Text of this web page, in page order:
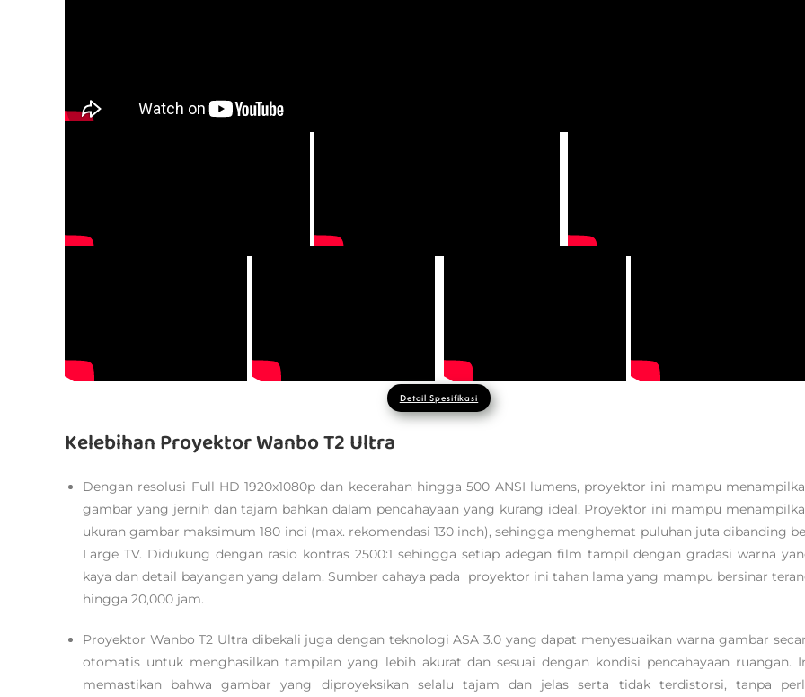
Detail Spesifikasi
Kelebihan Proyektor Wanbo T2 Ultra
Dengan resolusi Full HD 1920x1080p dan kecerahan hingga 500 ANSI lumens, proyektor ini mampu
gambar yang jernih dan tajam bahkan dalam pencahayaan yang kurang ideal. Proyektor ini mampu
ukuran gambar maksimum 180 inci (max. rekomendasi 130 inch), sehingga menghemat puluhan juta dibanding
Large TV. Didukung dengan rasio kontras 2500:1 sehingga setiap adegan film tampil dengan gradasi warna
kaya dan detail bayangan yang dalam. Sumber cahaya pada proyektor ini tahan lama yang mampu bersinar
hingga 20,000 jam.
Proyektor Wanbo T2 Ultra dibekali juga dengan teknologi ASA 3.0 yang dapat menyesuaikan warna gambar
otomatis untuk menghasilkan tampilan yang lebih akurat dan sesuai dengan kondisi pencahayaan ruangan.
memastikan bahwa gambar yang diproyeksikan selalu tajam dan jelas serta tidak terdistorsi, tanpa